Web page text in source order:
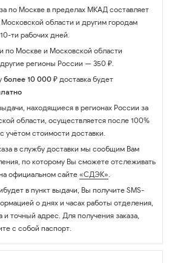
по Москве в пределах МКАД составляет
области и другим городам
ти рабочих дней.
по Москве и Московской области
другие регионы России — 350 ₽.
более 10 000 ₽ доставка будет
находящиеся в регионах России за
области, осуществляется после 100%
учётом стоимости доставки.
в службу доставки мы сообщим Вам
по которому Вы сможете отслеживать
официальном сайте «СДЭК».
в пункт выдачи, Вы получите SMS-
о днях и часах работы отделения,
точный адрес. Для получения заказа,
с собой паспорт.